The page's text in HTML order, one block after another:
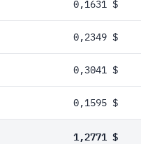
0,1631 $
0,2349 $
0,3041 $
0,1595 $
1,2771 $